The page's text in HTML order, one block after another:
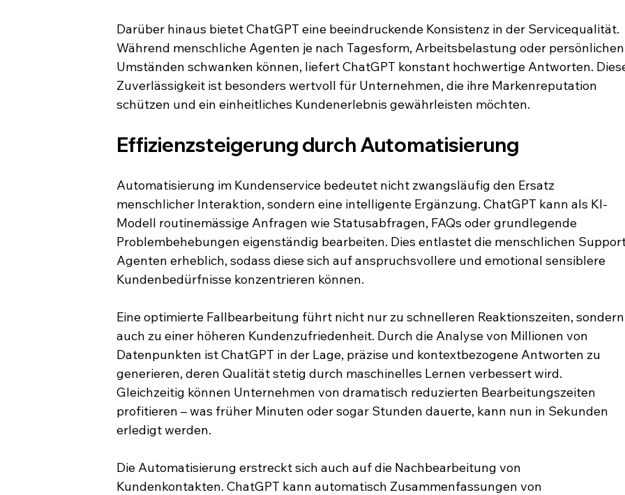
Darüber hinaus bietet ChatGPT eine beeindruckende Konsistenz in der Servicequalität.
Während menschliche Agenten je nach Tagesform, Arbeitsbelastung oder persönlichen
Umständen schwanken können, liefert ChatGPT konstant hochwertige Antworten.
Zuverlässigkeit ist besonders wertvoll für Unternehmen, die ihre Markenreputation
schützen und ein einheitliches Kundenerlebnis gewährleisten möchten.
Effizienzsteigerung durch Automatisierung
Automatisierung im Kundenservice bedeutet nicht zwangsläufig den Ersatz
menschlicher Interaktion, sondern eine intelligente Ergänzung. ChatGPT kann als KI-
Modell routinemässige Anfragen wie Statusabfragen, FAQs oder grundlegende
Problembehebungen eigenständig bearbeiten. Dies entlastet die menschlichen
Agenten erheblich, sodass diese sich auf anspruchsvollere und emotional sensiblere
Kundenbedürfnisse konzentrieren können.
Eine optimierte Fallbearbeitung führt nicht nur zu schnelleren Reaktionszeiten, sondern
auch zu einer höheren Kundenzufriedenheit. Durch die Analyse von Millionen von
Datenpunkten ist ChatGPT in der Lage, präzise und kontextbezogene Antworten zu
generieren, deren Qualität stetig durch maschinelles Lernen verbessert wird.
Gleichzeitig können Unternehmen von dramatisch reduzierten Bearbeitungszeiten
profitieren – was früher Minuten oder sogar Stunden dauerte, kann nun in Sekunden
erledigt werden.
Die Automatisierung erstreckt sich auch auf die Nachbearbeitung von
Kundenkontakten. ChatGPT kann automatisch Zusammenfassungen von